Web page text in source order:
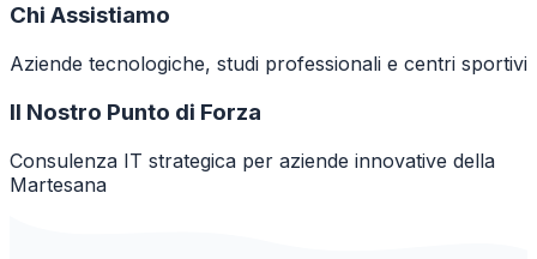
Chi Assistiamo
Aziende tecnologiche, studi professionali e centri sportivi
Il Nostro Punto di Forza
Consulenza IT strategica per aziende innovative della
Martesana